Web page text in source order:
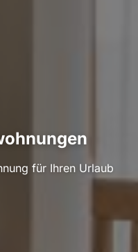
für Ihren Urlaub